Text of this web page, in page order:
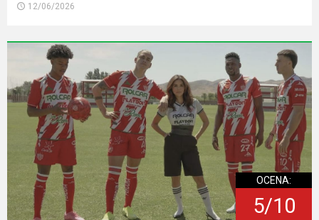
12/06/2026
OCENA:
5/10